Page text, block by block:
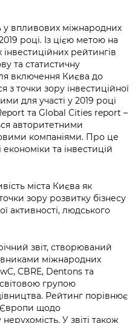
що
КМВА
громадян
організації
міста
ділянки
переміщених
військовій
«Відкритий
стану
доступом
та
публічну
дій чи
інформації
на
анонси від
/
запит /
воєнного
of
law
for mass
у впливових міжнародних
році. Із цією метою на
рейтингів
та статистичну
включення Києва до
з точки зору інвестиційної
для участі у 2019 році
та Global Cities report –
авторитетними
компаніями. Про це
та інвестицій
міста Києва як
зору розвитку бізнесу
активності, людського
звіт, створюваний
міжнародних
CBRE, Dentons та
групою
Рейтинг порівнює
Європи щодо
У звіті також